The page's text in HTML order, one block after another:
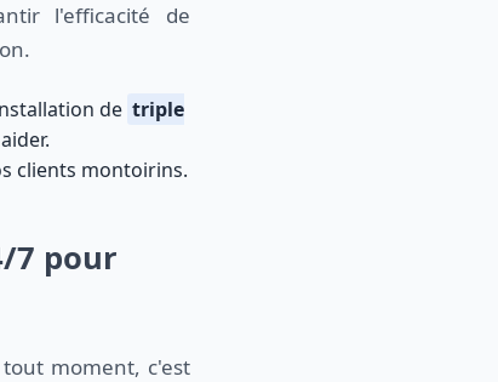
l'efficacité de
de triple
clients montoirins.
7 pour
moment, c'est